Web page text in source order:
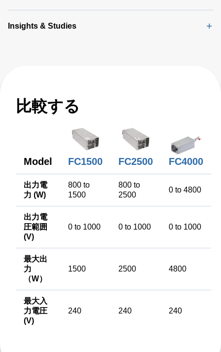
Insights & Studies
比較する
Model FC1500 FC2500 FC4000
出力電
力 (W)
800 to
1500
800 to
2500
0 to 4800
出力電
圧範囲
(V)
0 to 1000 0 to 1000 0 to 1000
最大出
力
（W）
1500 2500 4800
最大入
力電圧
(V)
240 240 240